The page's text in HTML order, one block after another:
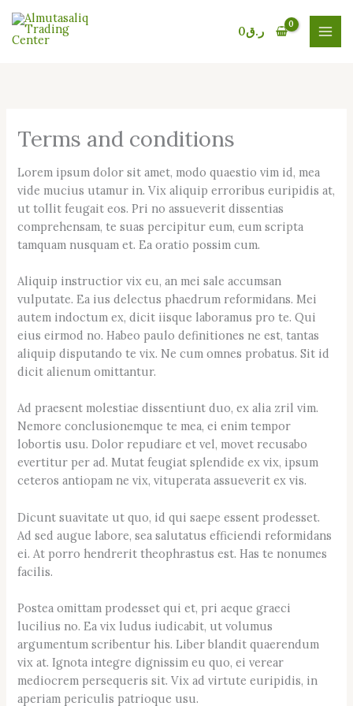
content
ر.ق0
Terms and conditions
Lorem ipsum dolor sit amet, modo quaestio vim id, mea
vide mucius utamur in. Vix aliquip erroribus euripidis at,
ut tollit feugait eos. Pri no assueverit dissentias
comprehensam, te suas percipitur eum, eum scripta
tamquam nusquam et. Ea oratio possim cum.
Aliquip instructior vix eu, an mei sale accumsan
vulputate. Ea ius delectus phaedrum reformidans. Mei
autem indoctum ex, dicit iisque laboramus pro te. Qui
eius eirmod no. Habeo paulo definitiones ne est, tantas
aliquip disputando te vix. Ne cum omnes probatus. Sit id
dicit alienum omittantur.
Ad praesent molestiae dissentiunt duo, ex alia zril vim.
Nemore conclusionemque te mea, ei enim tempor
lobortis usu. Dolor repudiare et vel, movet recusabo
evertitur per ad. Mutat feugiat splendide ex vix, ipsum
ceteros antiopam ne vix, vituperata assueverit ex vis.
Dicunt suavitate ut quo, id qui saepe essent prodesset.
Ad sed augue labore, sea salutatus efficiendi reformidans
ei. At porro hendrerit theophrastus est. Has te nonumes
facilis.
Postea omittam prodesset qui et, pri aeque graeci
lucilius no. Ea vix ludus iudicabit, ut volumus
argumentum scribentur his. Liber blandit quaerendum
vix at. Ignota integre dignissim eu quo, ei verear
mediocrem persequeris sit. Vix ad virtute euripidis, in
aperiam periculis patrioque usu.